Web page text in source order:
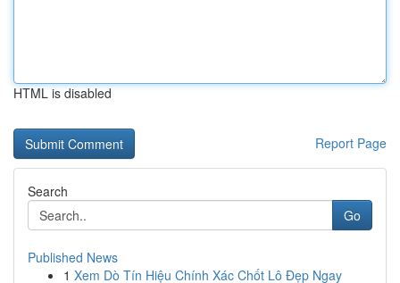
HTML is disabled
Report Page
Search
Go
Published News
1 Xem Dò Tín Hiệu Chính Xác Chốt Lô Đẹp Ngay